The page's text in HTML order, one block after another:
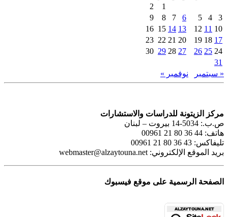
1
2
3
4
5
6
7
8
9
10
11
12
13
14
15
16
17
18
19
20
21
22
23
24
25
26
27
28
29
30
31
« سبتمبر
نوفمبر »
مركز الزيتونة للدراسات والاستشارات
ص.ب.: 5034-14 بيروت – لبنان
هاتف: 44 36 80 21 00961
تليفاكس: 43 36 80 21 00961
بريد الموقع الإلكتروني: webmaster@alzaytouna.net
الصفحة الرسمية على موقع فيسبوك